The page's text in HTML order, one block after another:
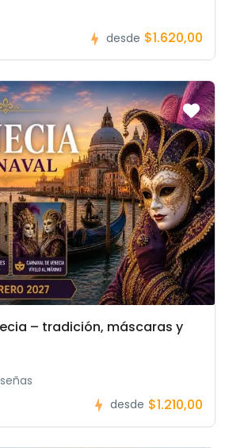
desde $1.620,00
– tradición, máscaras y
desde $1.210,00